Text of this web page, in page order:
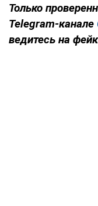
Только
Telegram-канале
ведитесь на